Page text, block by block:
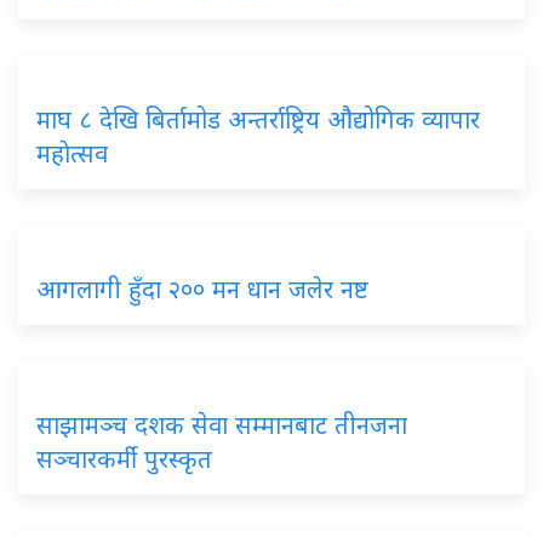
माघ ८ देखि बिर्तामोड अन्तर्राष्ट्रिय औद्योगिक व्यापार
महाेत्सव
आगलागी हुँदा २०० मन धान जलेर नष्ट
साझामञ्च दशक सेवा सम्मानबाट तीनजना
सञ्चारकर्मी पुरस्कृत